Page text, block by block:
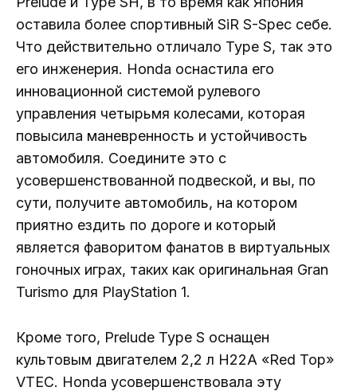
оставила более спортивный SiR S-Spec себе.
Что действительно отличало Type S, так это
его инженерия. Honda оснастила его
инновационной системой рулевого
управления четырьмя колесами, которая
повысила маневренность и устойчивость
автомобиля. Соедините это с
усовершенствованной подвеской, и вы, по
сути, получите автомобиль, на котором
приятно ездить по дороге и который
является фаворитом фанатов в виртуальных
гоночных играх, таких как оригинальная Gran
Turismo для PlayStation 1.
Кроме того, Prelude Type S оснащен
культовым двигателем 2,2 л H22A «Red Top»
VTEC. Honda усовершенствовала эту